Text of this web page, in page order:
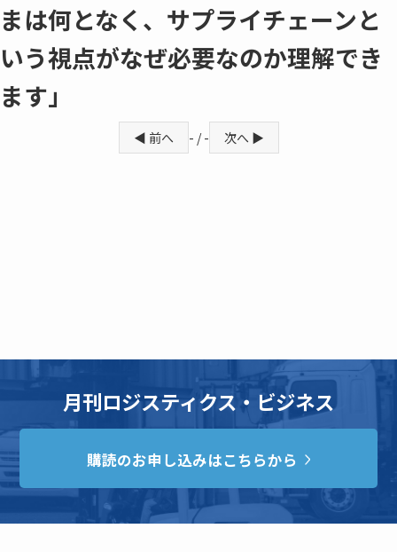
まは何となく、サプライチェーンと
いう視点がなぜ必要なのか理解でき
ます」
◀ 前へ - / - 次へ ▶
月刊ロジスティクス・ビジネス
購読のお申し込みはこちらから